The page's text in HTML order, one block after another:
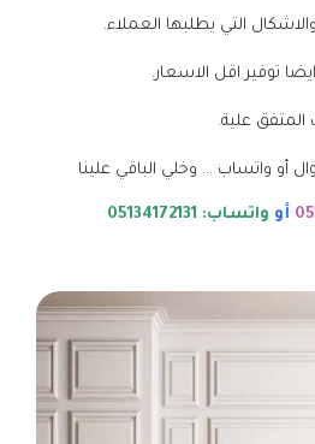
التي يطلبها العملاء.
توفير اقل الاسعار.
علية.
أو واتساب … وخلي الباقي علينا
أو واتساب: 05134172131